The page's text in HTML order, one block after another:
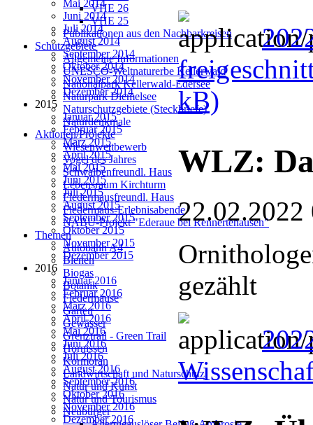
VHE 26
VHE 25
Publikationen aus den Nachbarkreisen
Schutzgebiete
Allgemeine Informationen
UNESCO-Weltnaturerbe Kellerwald
Nationalpark Kellerwald-Edersee
Naturpark Diemelsee
Naturschutzgebiete (Steckbriefe)
Naturdenkmale
Aktionen/Projekte
Wiesenwettbewerb
Vogel des Jahres
Schwalbenfreundl. Haus
Lebensraum Kirchturm
Fledermausfreundl. Haus
Fledermaus-Erlebnisabende
NABU-Projekt "Ederaue bei Rennertehausen"
Themen
Autobahn A4
Bienen
Biogas
Botanik
Fledermäuse
Garten
Gewässer
Grenztrail - Green Trail
Hornissen
Kormoran
Landwirtschaft und Naturschutz
Natur und Kunst
Natur und Tourismus
Neubürger
Mai 2014
Juni 2014
Juli 2014
August 2014
September 2014
Oktober 2014
November 2014
Dezember 2014
2015
Januar 2015
Februar 2015
März 2015
April 2015
Mai 2015
Juni 2015
Juli 2015
August 2015
September 2015
Oktober 2015
November 2015
Dezember 2015
2016
Januar 2016
Februar 2016
März 2016
April 2016
Mai 2016
Juni 2016
Juli 2016
August 2016
September 2016
Oktober 2016
November 2016
Dezember 2016
kB)
WLZ:
22.02.2022
gezählt